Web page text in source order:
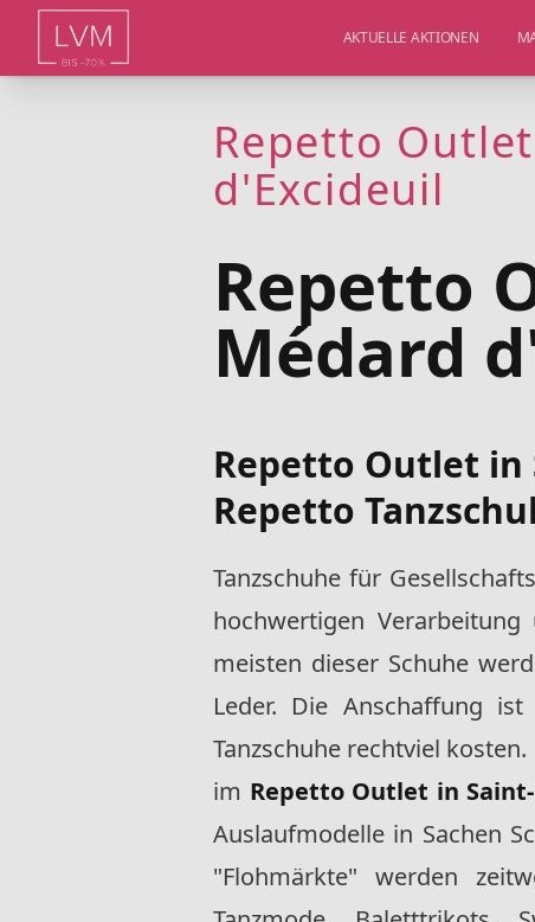
AKTUELLE AKTIONEN
Repetto
d'Excideuil
Repetto
Médard
Repetto Outlet in
Repetto
Tanzschuhe für
hochwertigen
meisten dieser Schuhe
Leder. Die Anschaffung
Tanzschuhe rechtviel
im Repetto Outlet in
Auslaufmodelle in Sachen
"Flohmärkte" werden